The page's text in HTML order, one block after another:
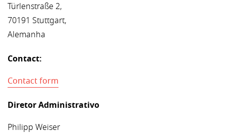
Türlenstraße 2,
70191 Stuttgart,
Alemanha
Contact:
Contact form
Diretor Administrativo
Philipp Weiser